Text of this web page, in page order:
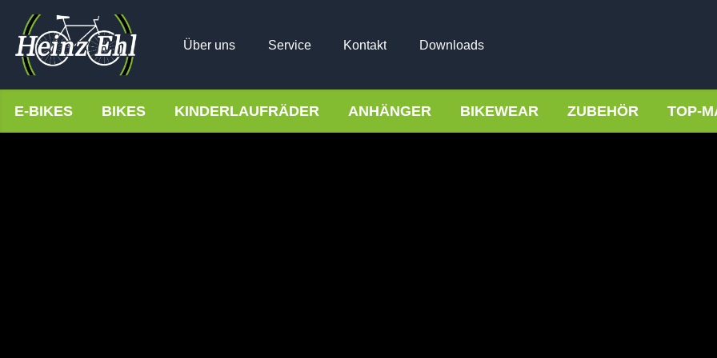
Über uns Service Kontakt Downloads
E-BIKES BIKES KINDERLAUFRÄDER ANHÄNGER BIKEWEAR ZUBEHÖR TOP-